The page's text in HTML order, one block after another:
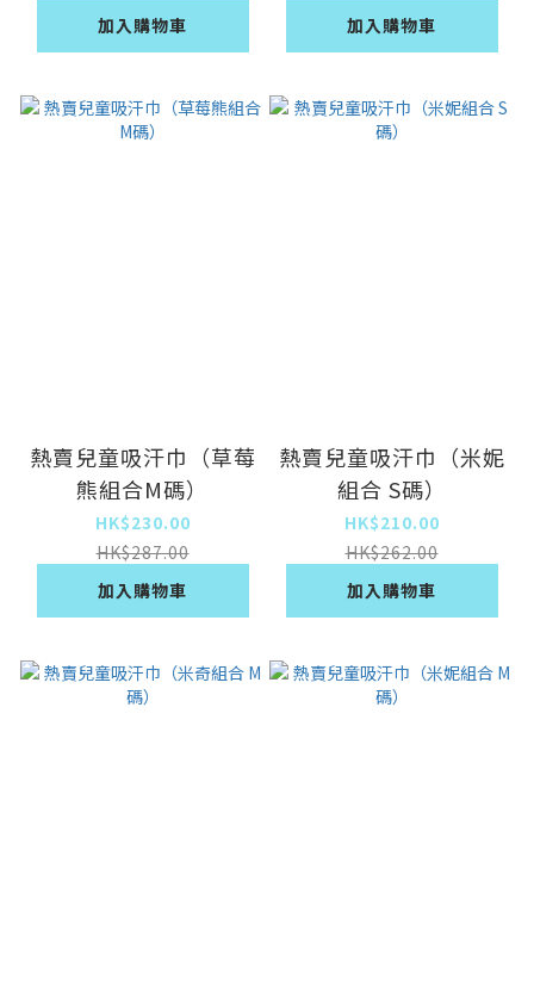
加入購物車
加入購物車
熱賣兒童吸汗巾（草莓
熊組合M碼）
HK$230.00
HK$287.00
加入購物車
熱賣兒童吸汗巾（米妮
組合 S碼）
HK$210.00
HK$262.00
加入購物車